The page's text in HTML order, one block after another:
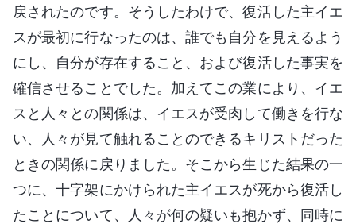
戻されたのです。そうしたわけで、復活した主イエ
スが最初に行なったのは、誰でも自分を見えるよう
にし、自分が存在すること、および復活した事実を
確信させることでした。加えてこの業により、イエ
スと人々との関係は、イエスが受肉して働きを行な
い、人々が見て触れることのできるキリストだった
ときの関係に戻りました。そこから生じた結果の一
つに、十字架にかけられた主イエスが死から復活し
たことについて、人々が何の疑いも抱かず、同時に